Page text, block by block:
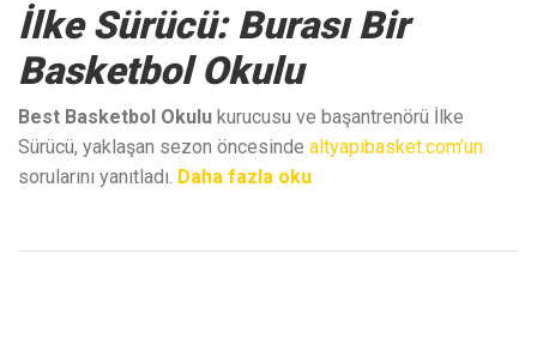
İlke Sürücü: Burası Bir
Basketbol Okulu
Best Basketbol Okulu kurucusu ve başantrenörü İlke
Sürücü, yaklaşan sezon öncesinde altyapibasket.com’un
sorularını yanıtladı. Daha fazla oku“İlke